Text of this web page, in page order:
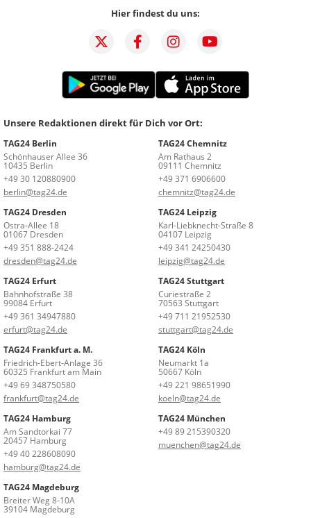
Hier findest du uns:
Unsere Redaktionen direkt für Dich vor Ort:
TAG24 Berlin
Schönhauser Allee 36
10435 Berlin
+49 30 120880900
berlin@tag24.de
TAG24 Chemnitz
Am Rathaus 2
09111 Chemnitz
+49 371 6906600
chemnitz@tag24.de
TAG24 Dresden
Ostra-Allee 18
01067 Dresden
+49 351 888-2424
dresden@tag24.de
TAG24 Leipzig
Karl-Liebknecht-Straße 8
04107 Leipzig
+49 341 24250430
leipzig@tag24.de
TAG24 Erfurt
Bahnhofstraße 38
99084 Erfurt
+49 361 34947880
erfurt@tag24.de
TAG24 Stuttgart
Curiestraße 2
70563 Stuttgart
+49 711 21952530
stuttgart@tag24.de
TAG24 Frankfurt a. M.
Friedrich-Ebert-Anlage 36
60325 Frankfurt am Main
+49 69 348750580
frankfurt@tag24.de
TAG24 Köln
Neumarkt 1a
50667 Köln
+49 221 98651990
koeln@tag24.de
TAG24 Hamburg
Am Sandtorkai 77
20457 Hamburg
+49 40 228608090
hamburg@tag24.de
TAG24 München
+49 89 215390320
muenchen@tag24.de
TAG24 Magdeburg
Breiter Weg 8-10A
39104 Magdeburg